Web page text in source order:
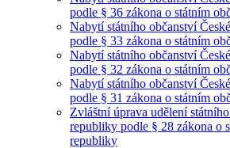
podle § 36 zákona o státním
Nabytí státního občanství
podle § 33 zákona o státním
Nabytí státního občanství
podle § 32 zákona o státním
Nabytí státního občanství
podle § 31 zákona o státním
Zvláštní úprava udělení
republiky podle § 28 zákona o
republiky